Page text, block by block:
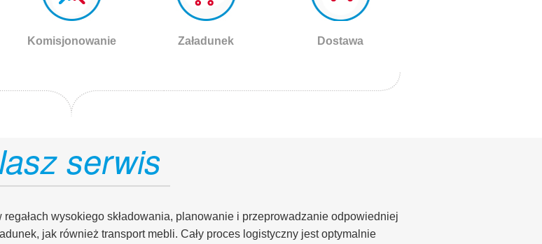
Komisjonowanie Załadunek Dostawa
serwis
wysokiego składowania, planowanie i przeprowadzanie odpowiedniej
jak również transport mebli. Cały proces logistyczny jest optymalnie